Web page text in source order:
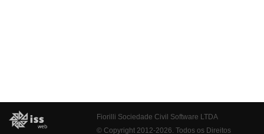
Fiorilli Sociedade Civil Software LTDA
© Copyright 2012-2026. Todos os Direitos